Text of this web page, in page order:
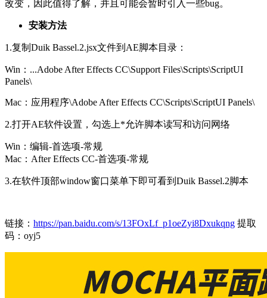
改变，因此值得了解，并且可能会暂时引入一些bug。
安装方法
1.复制Duik Bassel.2.jsx文件到AE脚本目录：
Win：...Adobe After Effects CC\Support Files\Scripts\ScriptUI
Panels\
Mac：应用程序\Adobe After Effects CC\Scripts\ScriptUI Panels\
2.打开AE软件设置，勾选上*允许脚本读写和访问网络
Win：编辑-首选项-常规
Mac：After Effects CC-首选项-常规
3.在软件顶部window窗口菜单下即可看到Duik Bassel.2脚本
链接： https://pan.baidu.com/s/13FOxLf_p1oeZyi8Dxukqng 提取
码：oyj5